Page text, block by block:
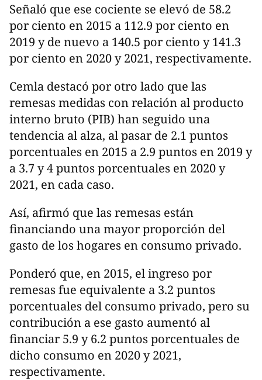
Señaló que ese cociente se elevó de 58.2
por ciento en 2015 a 112.9 por ciento en
2019 y de nuevo a 140.5 por ciento y 141.3
por ciento en 2020 y 2021, respectivamente.
Cemla destacó por otro lado que las
remesas medidas con relación al producto
interno bruto (PIB) han seguido una
tendencia al alza, al pasar de 2.1 puntos
porcentuales en 2015 a 2.9 puntos en 2019 y
a 3.7 y 4 puntos porcentuales en 2020 y
2021, en cada caso.
Así, afirmó que las remesas están
financiando una mayor proporción del
gasto de los hogares en consumo privado.
Ponderó que, en 2015, el ingreso por
remesas fue equivalente a 3.2 puntos
porcentuales del consumo privado, pero su
contribución a ese gasto aumentó al
financiar 5.9 y 6.2 puntos porcentuales de
dicho consumo en 2020 y 2021,
respectivamente.